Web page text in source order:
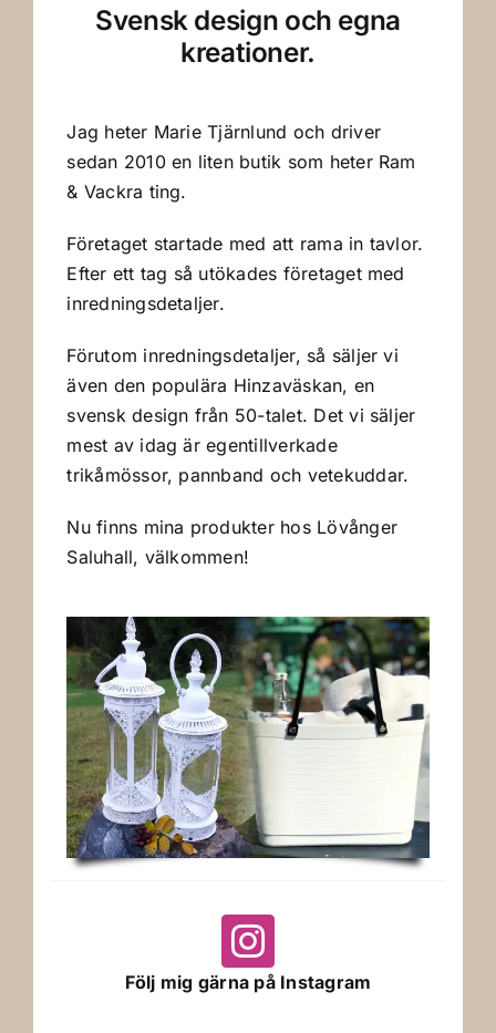
Svensk design och egna
kreationer.
Jag heter Marie Tjärnlund och driver
sedan 2010 en liten butik som heter Ram
& Vackra ting.
Företaget startade med att rama in tavlor.
Efter ett tag så utökades företaget med
inredningsdetaljer.
Förutom inredningsdetaljer, så säljer vi
även den populära Hinzaväskan, en
svensk design från 50-talet. Det vi säljer
mest av idag är egentillverkade
trikåmössor, pannband och vetekuddar.
Nu finns mina produkter hos Lövånger
Saluhall, välkommen!
Följ mig gärna på Instagram